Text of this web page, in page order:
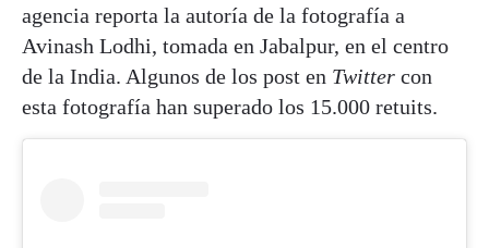
agencia reporta la autoría de la fotografía a
Avinash Lodhi, tomada en Jabalpur, en el centro
de la India. Algunos de los post en Twitter con
esta fotografía han superado los 15.000 retuits.